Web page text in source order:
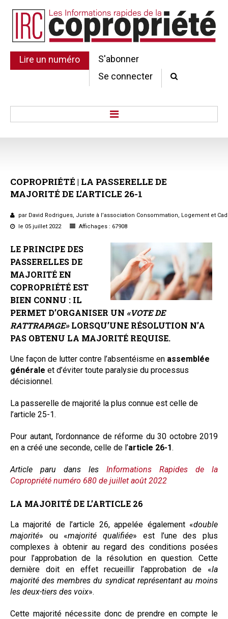
Lire un numéro
S'abonner
Se connecter
Au Parlement
Gestion et maintenance
Pratique de la copro.
Jurisprudence
Études juridiques
Copro. en difficulté
Formez-vous !
Parole d'experts*
COPROPRIÉTÉ | LA PASSERELLE DE
MAJORITÉ DE L’ARTICLE 26-1
par David Rodrigues, Juriste à l’association Consommation, Logement et
le 05 juillet 2022
Affichages : 67908
LE PRINCIPE DES
PASSERELLES DE
MAJORITÉEN
COPROPRIÉTÉEST
BIEN CONNU : IL
PERMET D’ORGANISER UN «VOTE DE
RATTRAPAGE»LORSQU’UNE RÉSOLUTION N’A
PAS OBTENU LA MAJORITÉ REQUISE.
Une façon de lutter contre l’absentéisme en assemblée
générale et d’éviter toute paralysie du processus
décisionnel.
La passerelle de majorité la plus connue est celle de
l’article 25-1.
Pour autant, l’ordonnance de réforme du 30 octobre 2019
en a créé une seconde, celle de l’article 26-1.
Article paru dans les Informations Rapides de la
Copropriété numéro 680 de juillet août 2022
LA MAJORITÉ DE L’ARTICLE 26
La majorité de l’article 26, appelée également «double
majorité» ou «majorité qualifiée» est l’une des plus
complexes à obtenir au regard des conditions posées
pour l’approbation de la résolution en question. Cette
dernière doit en effet recueillir l’approbation de «la
majorité des membres du syndicat représentant au moins
les deux-tiers des voix».
Cette majorité nécessite donc de prendre en compte le